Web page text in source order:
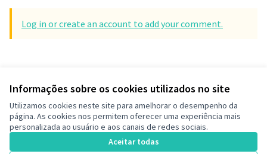
Informações sobre os cookies utilizados no site
Utilizamos cookies neste site para amelhorar o desempenho da
página. As cookies nos permitem oferecer uma experiência mais
personalizada ao usuário e aos canais de redes sociais.
Aceitar todas
Log in or create an account to add your comment.
Termos de serviço
Configurações de cookies
Decide Contagem no Instagram
(Link externo)